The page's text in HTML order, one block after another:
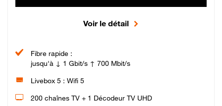
Voir le détail
Fibre rapide :
jusqu'à ↓ 1 Gbit/s ↑ 700 Mbit/s
Livebox 5 : Wifi 5
200 chaînes TV + 1 Décodeur TV UHD